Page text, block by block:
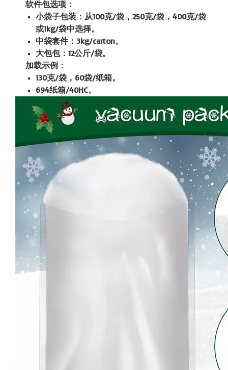
软件包选项：
小袋子包装：从100克/袋，250克/袋，400克/袋
或1kg/袋中选择。
中袋套件：3kg/carton。
大包包：12公斤/袋。
加载示例：
130克/袋，60袋/纸箱。
694纸箱/40HC。